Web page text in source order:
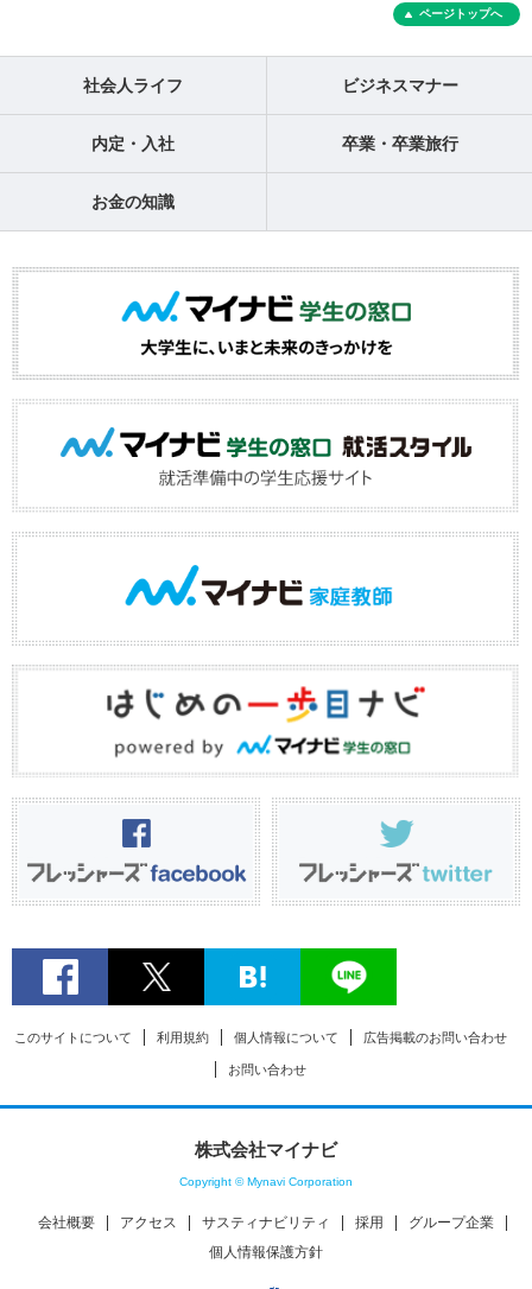
ページトップへ
社会人ライフ ビジネスマナー
内定・入社 卒業・卒業旅行
お金の知識
このサイトについて 利用規約 個人情報について 広告掲載のお問い合わせ
お問い合わせ
株式会社マイナビ
Copyright © Mynavi Corporation
会社概要 アクセス サスティナビリティ 採用
グループ企業
個人情報保護方針